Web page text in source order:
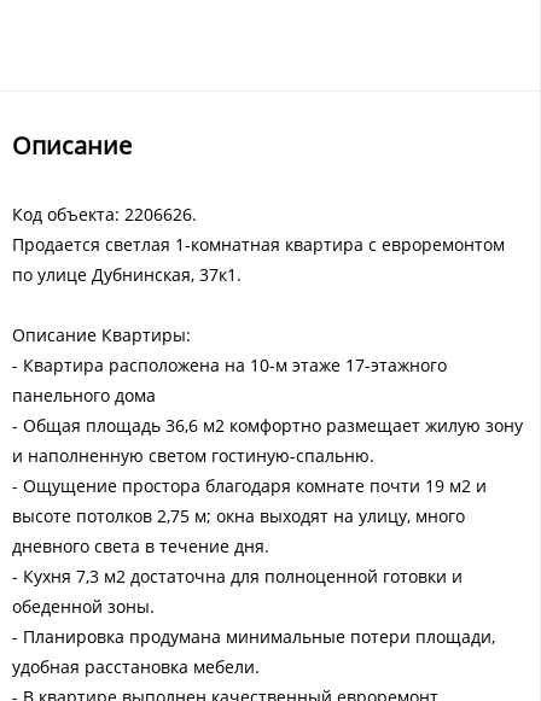
Описание
Код объекта: 2206626.
Продается светлая 1-комнатная квартира с евроремонтом
по улице Дубнинская, 37к1.
Описание Квартиры:
- Квартира расположена на 10-м этаже 17-этажного
панельного дома
- Общая площадь 36,6 м2 комфортно размещает жилую зону
и наполненную светом гостиную-спальню.
- Ощущение простора благодаря комнате почти 19 м2 и
высоте потолков 2,75 м; окна выходят на улицу, много
дневного света в течение дня.
- Кухня 7,3 м2 достаточна для полноценной готовки и
обеденной зоны.
- Планировка продумана минимальные потери площади,
удобная расстановка мебели.